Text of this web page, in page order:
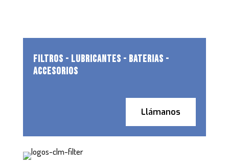
FILTROS - LUBRICANTES - BATERIAS -
ACCESORIOS
Llámanos